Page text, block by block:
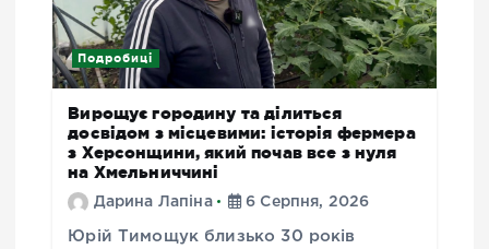
Подробиці
Вирощує городину та ділиться
досвідом з місцевими: історія фермера
з Херсонщини, який почав все з нуля
на Хмельниччині
Дарина Лапіна 6 Серпня, 2026
Юрій Тимощук близько 30 років